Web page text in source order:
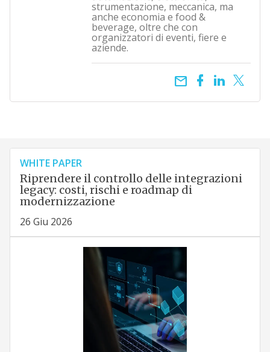
strumentazione, meccanica, ma
anche economia e food &
beverage, oltre che con
organizzatori di eventi, fiere e
aziende.
email
WHITE PAPER
Riprendere il controllo delle integrazioni
legacy: costi, rischi e roadmap di
modernizzazione
26 Giu 2026